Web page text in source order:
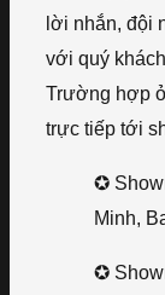
lời nhắn, đội
với quý
Trường hợp
trực tiếp tới
✪
Minh,
✪